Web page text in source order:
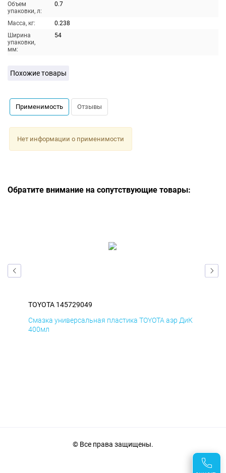
Объем
упаковки, л:
0.7
Масса, кг:
0.238
Ширина
упаковки,
мм:
54
Похожие товары
Применимость Отзывы
Нет информации о применимости
Обратите внимание на сопутствующие товары:
TOYOTA 145729049
Смазка универсальная пластика TOYOTA аэр ДиК
400мл
© Все права защищены.